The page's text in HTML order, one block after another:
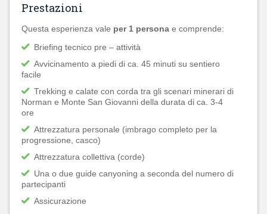
Prestazioni
Questa esperienza vale per 1 persona e comprende:
Briefing tecnico pre – attività
Avvicinamento a piedi di ca. 45 minuti su sentiero
facile
Trekking e calate con corda tra gli scenari minerari di
Norman e Monte San Giovanni della durata di ca. 3-4
ore
Attrezzatura personale (imbrago completo per la
progressione, casco)
Attrezzatura collettiva (corde)
Una o due guide canyoning a seconda del numero di
partecipanti
Assicurazione